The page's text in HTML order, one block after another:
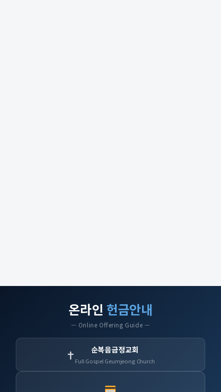
온라인 헌금안내
— Online Offering Guide —
✝ 순복음금정교회
Full Gospel Geumjeong Church